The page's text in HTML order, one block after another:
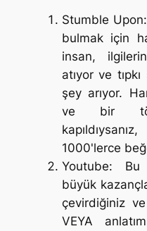
Stumble
bulmak için
insan,
atıyor ve
şey arıyor.
ve bir
1000'lerce
Youtube: Bu
büyük
çevirdiğiniz
VEYA